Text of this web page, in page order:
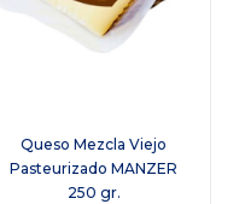
Queso Mezcla Viejo
Pasteurizado MANZER
250 gr.